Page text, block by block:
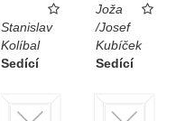
Stanislav
Kolíbal
Sedící
Joža
/Josef
Kubíček
Sedící